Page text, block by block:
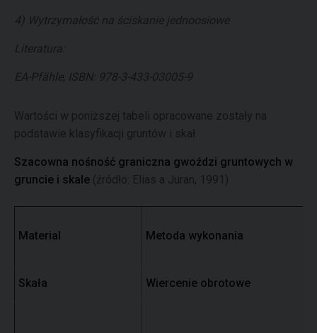
4) Wytrzymałość na ściskanie jednoosiowe
Literatura:
EA-Pfähle, ISBN: 978-3-433-03005-9
Wartości w poniższej tabeli opracowane zostały na
podstawie klasyfikacji gruntów i skał.
Szacowna nośność graniczna gwoździ gruntowych w
gruncie i skale (źródło: Elias a Juran, 1991)
Material Metoda wykonania
Skała Wiercenie obrotowe